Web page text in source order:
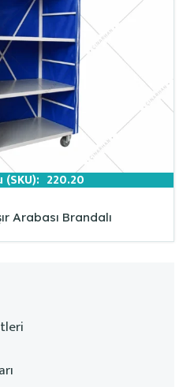
220.20
Arabası Brandalı